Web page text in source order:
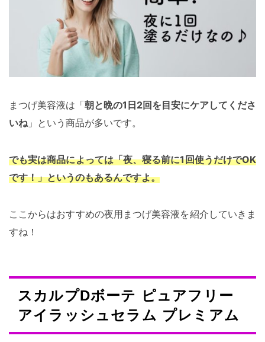
まつげ美容液は「朝と晩の1日2回を目安にケアしてくださ
いね 」という商品が多いです。
でも実は商品によっては「夜、寝る前に1回使うだけでOK
です！」というのもあるんですよ。
ここからはおすすめの夜用まつげ美容液を紹介していきま
すね！
スカルプDボーテ ピュアフリー
アイラッシュセラム プレミアム